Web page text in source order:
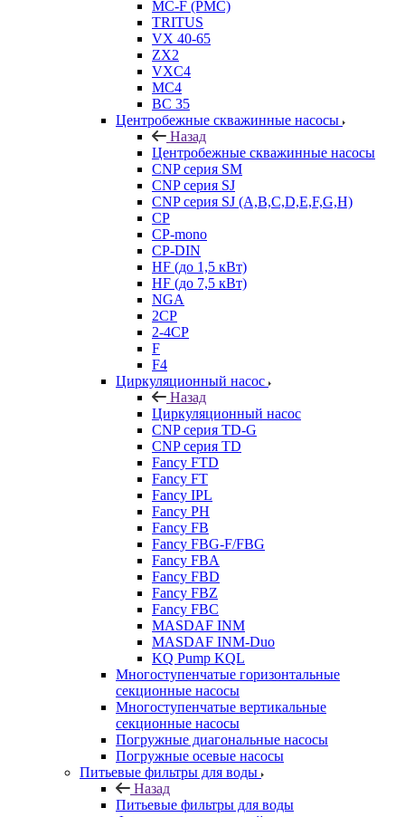
MC-F (PMC)
TRITUS
VX 40-65
ZX2
VXC4
MC4
BC 35
Центробежные скважинные насосы
Назад
Центробежные скважинные насосы
CNP серия SM
CNP серия SJ
CNP серия SJ (A,B,C,D,E,F,G,H)
CP
CP-mono
CP-DIN
HF (до 1,5 кВт)
HF (до 7,5 кВт)
NGA
2CP
2-4CP
F
F4
Циркуляционный насос
Назад
Циркуляционный насос
CNP серия TD-G
CNP серия TD
Fancy FTD
Fancy FT
Fancy IPL
Fancy PH
Fancy FB
Fancy FBG-F/FBG
Fancy FBA
Fancy FBD
Fancy FBZ
Fancy FBC
MASDAF INM
MASDAF INM-Duo
KQ Pump KQL
Многоступенчатые горизонтальные
секционные насосы
Многоступенчатые вертикальные
секционные насосы
Погружные диагональные насосы
Погружные осевые насосы
Питьевые фильтры для воды
Назад
Питьевые фильтры для воды